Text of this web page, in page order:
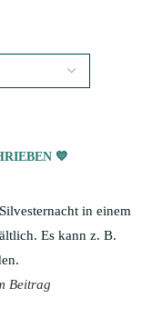
💙
in einem
Es kann z. B.
Beitrag